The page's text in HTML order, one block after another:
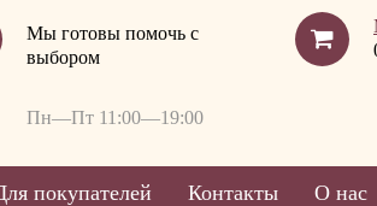
Мы готовы помочь с
выбором
Пн—Пт 11:00—19:00
покупателей Контакты О нас